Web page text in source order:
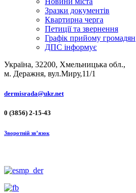
Зразки документів
Квартирна черга
Петиції та звернення
Графік прийому громадян
ДПС інформує
Україна, 32200, Хмельницька обл.,
м. Деражня, вул.Миру,11/1
dermisrada@ukr.net
0 (3856) 2-15-43
Зворотній зв’язок